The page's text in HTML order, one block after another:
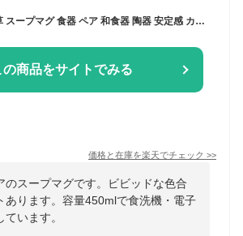
の商品をサイトでみる
価格と在庫を楽天でチェック >>
のスープマグです。ビビッドな色合
あります。容量450mlで食洗機・電子
います。